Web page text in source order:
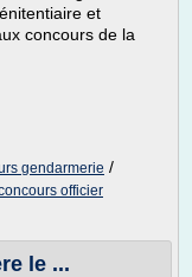
et
concours de la
gendarmerie /
officier
le ...